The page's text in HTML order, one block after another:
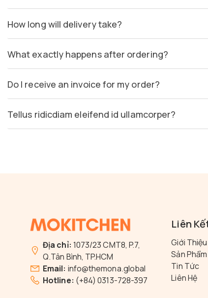
How long will delivery take?
What exactly happens after ordering?
Do I receive an invoice for my order?
Tellus ridicdiam eleifend id ullamcorper?
Địa chỉ: 1073/23 CMT8, P.7,
Q.Tân Bình, TP.HCM
Email: info@themona.global
Hotline: (+84) 0313-728-397
Liên
Giới Thiệu
Sản Phẩm
Tin Tức
Liên Hệ